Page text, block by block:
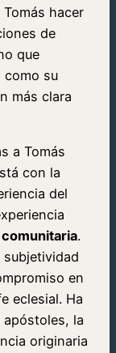
hacer
de
que
como su
más clara
a Tomás
con la
del
.
en
eclesial. Ha
la
originaria